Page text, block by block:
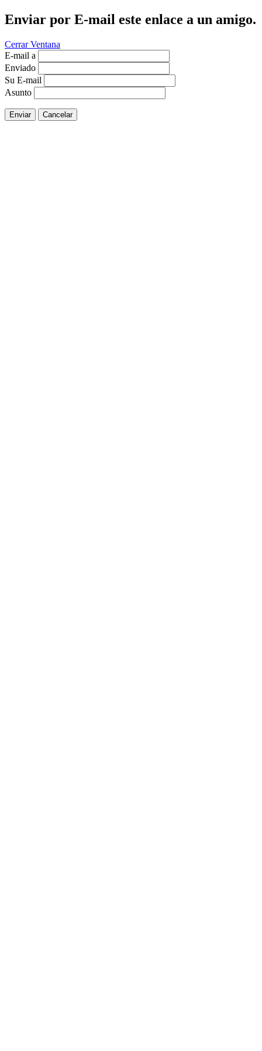
Enviar por E-mail este enlace a un amigo.
Cerrar Ventana
E-mail a
Enviado
Su E-mail
Asunto
Enviar Cancelar